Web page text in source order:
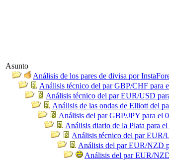
Asunto
Análisis de los pares de divisa por
Análisis técnico del par GBP/CHF para
Análisis técnico del par EUR/USD
Análisis de las ondas de Elliott del
Análisis del par GBP/JPY para el
Análisis diario de la Plata para
Análisis técnico del par EUR/
Análisis del par EUR/NZD
Análisis del par EUR/